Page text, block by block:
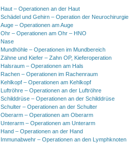
Haut – Operationen an der Haut
Schädel und Gehirn – Operation der Neurochirurgie
Auge – Operationen am Auge
Ohr – Operationen am Ohr – HNO
Nase
Mundhöhle – Operationen im Mundbereich
Zähne und Kiefer – Zahn OP, Kieferoperation
Halsraum – Operationen am Hals
Rachen – Operationen im Rachenraum
Kehlkopf – Operationen am Kehlkopf
Luftröhre – Operationen an der Luftröhre
Schilddrüse – Operationen an der Schilddrüse
Schulter – Operationen an der Schulter
Oberarm – Operationen am Oberarm
Unterarm – Operationen am Unterarm
Hand – Operationen an der Hand
Immunabwehr – Operationen an den Lymphknoten